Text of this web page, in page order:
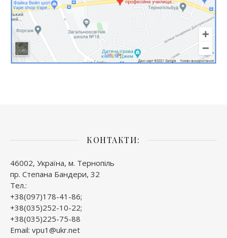
КОНТАКТИ:
46002, Україна, м. Тернопіль
пр. Степана Бандери, 32
Тел.:
+38(097)178-41-86;
+38(035)252-10-22;
+38(035)225-75-88
Email: vpu1@ukr.net